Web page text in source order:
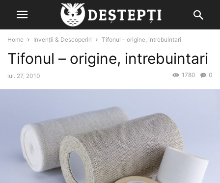
Home Invenții & Descoperiri Tifonul – origine, intrebuintari
Tifonul – origine, intrebuintari
iul. 27, 2010 0
1780